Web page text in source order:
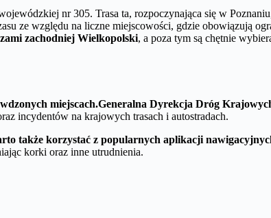
nr 305. Trasa ta, rozpoczynająca się w
ze względu na liczne miejscowości, gdzie obowiązują
zachodniej Wielkopolski, a poza tym są chętnie
miejscach.Generalna Dyrekcja Dróg
incydentów na krajowych trasach i autostradach.
także korzystać z popularnych aplikacji
korki oraz inne utrudnienia.